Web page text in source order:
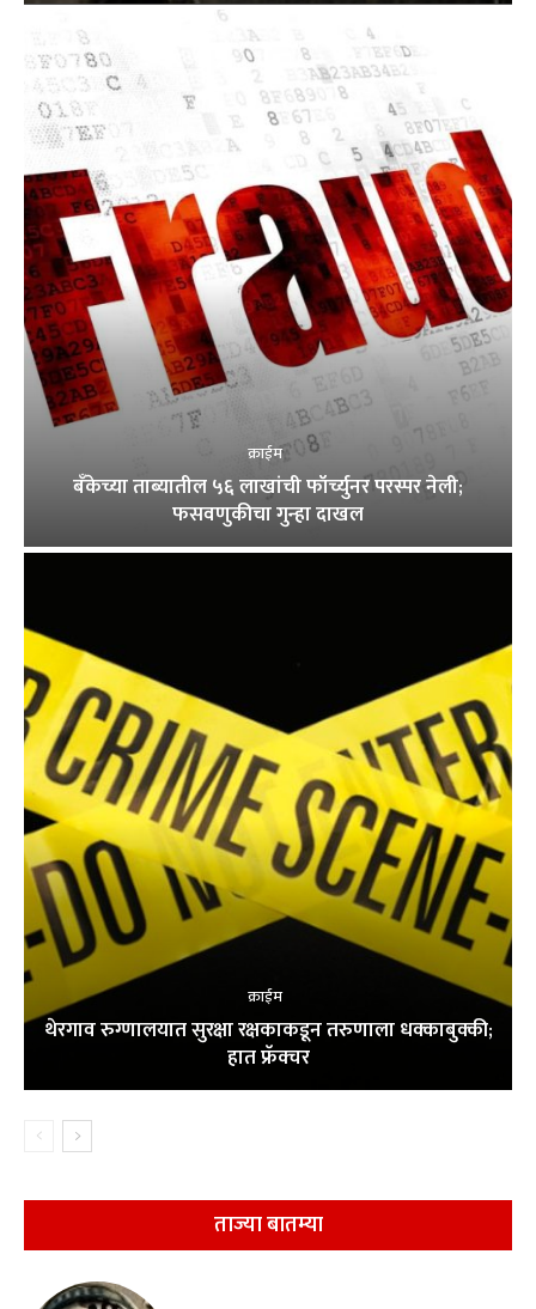
क्राईम
बँकेच्या ताब्यातील ५६ लाखांची फॉर्च्युनर परस्पर नेली;
फसवणुकीचा गुन्हा दाखल
क्राईम
थेरगाव रुग्णालयात सुरक्षा रक्षकाकडून तरुणाला धक्काबुक्की;
हात फ्रॅक्चर
ताज्या बातम्या